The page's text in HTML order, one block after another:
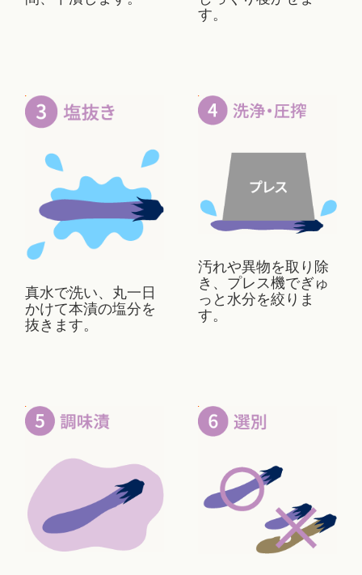
す。
真水で洗い、丸一日
かけて本漬の塩分を
抜きます。
汚れや異物を取り除
き、プレス機でぎゅ
っと水分を絞りま
す。